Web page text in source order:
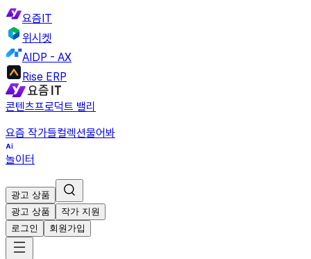
요즘IT
위시켓
AIDP - AX
Rise ERP
콘텐츠프로덕트 밸리
요즘 작가들컬렉션물어봐
놀이터
광고 상품
광고 상품
작가 지원
로그인
회원가입